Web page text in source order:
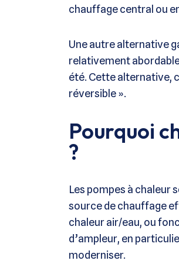
chauffage central ou
Une autre alternative
relativement
été. Cette alternative,
réversible ».
Pourquoi
?
Les pompes à chaleur
source de chauffage
chaleur air/eau, ou
d’ampleur, en
moderniser.